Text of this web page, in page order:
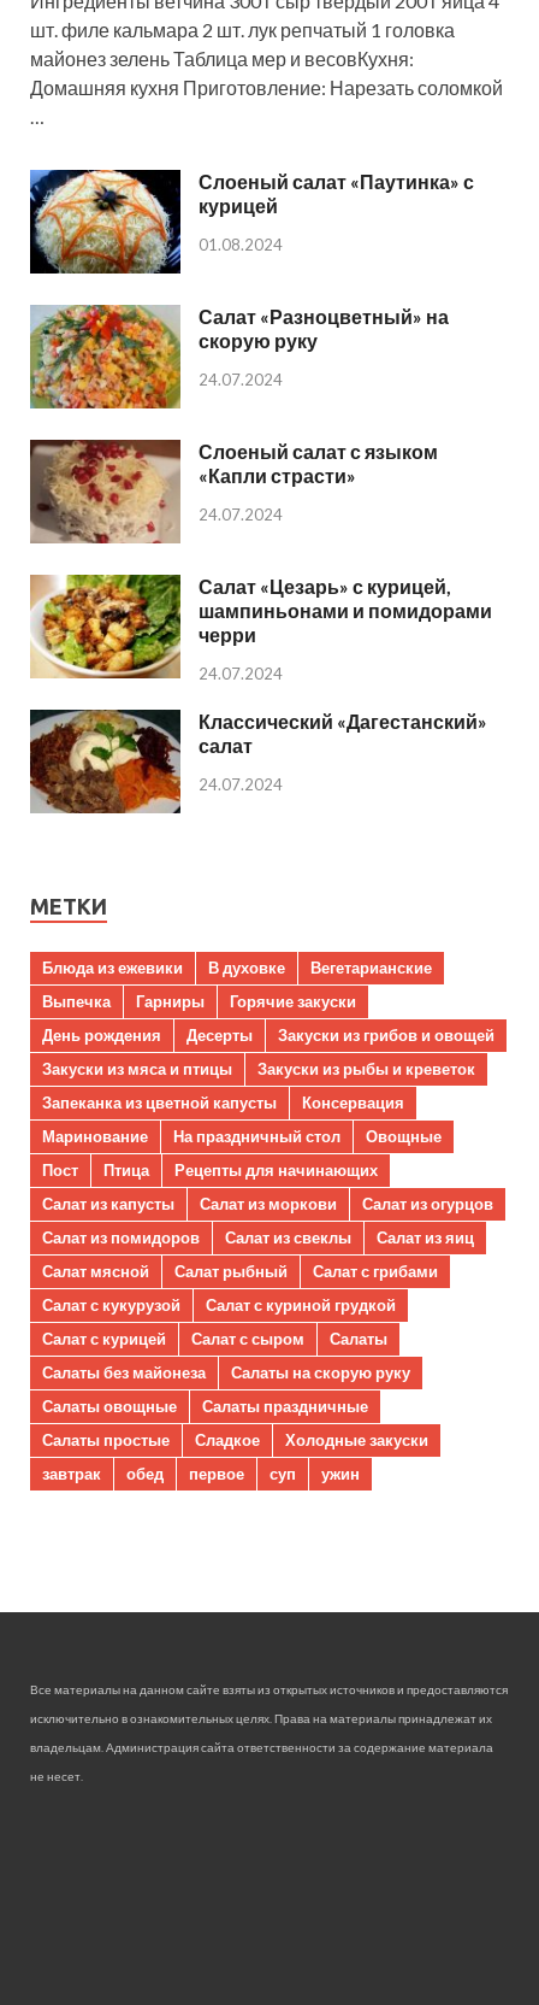
шт. филе кальмара 2 шт. лук репчатый 1 головка
майонез зелень Таблица мер и весовКухня:
Домашняя кухня Приготовление: Нарезать соломкой
Слоеный салат «Паутинка» с
курицей
01.08.2024
Салат «Разноцветный» на
скорую руку
24.07.2024
Слоеный салат с языком
«Капли страсти»
24.07.2024
Салат «Цезарь» с курицей,
шампиньонами и помидорами
черри
24.07.2024
Классический «Дагестанский»
салат
24.07.2024
МЕТКИ
Блюда из ежевики В духовке
Вегетарианские
Выпечка
Гарниры
Горячие закуски
День рождения
Десерты
Закуски из грибов и овощей
Закуски из мяса и птицы
Закуски из рыбы и креветок
Запеканка из цветной капусты
Консервация
Маринование
На праздничный стол
Овощные
Пост
Птица
Рецепты для начинающих
Салат из капусты
Салат из моркови
Салат из огурцов
Салат из помидоров
Салат из свеклы
Салат из яиц
Салат мясной
Салат рыбный
Салат с грибами
Салат с кукурузой
Салат с куриной грудкой
Салат с курицей
Салат с сыром
Салаты
Салаты без майонеза
Салаты на скорую руку
Салаты овощные
Салаты праздничные
Салаты простые
Сладкое
Холодные закуски
завтрак
обед первое суп ужин
Все материалы на данном сайте взяты из открытых источников и предоставляются
исключительно в ознакомительных целях. Права на материалы принадлежат их
владельцам. Администрация сайта ответственности за содержание материала
не несет.